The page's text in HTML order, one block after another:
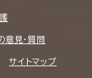
意見・質問
サイトマップ